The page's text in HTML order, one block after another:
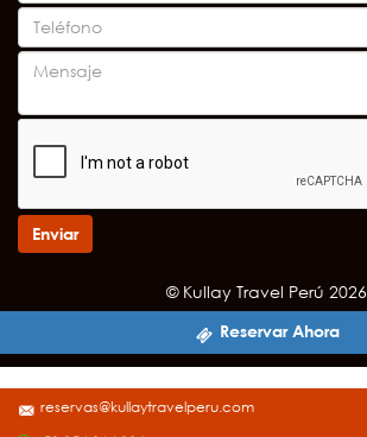
reservas@kullaytravelperu.com
Reservar Ahora
Enviar
© Kullay Travel Perú 2026